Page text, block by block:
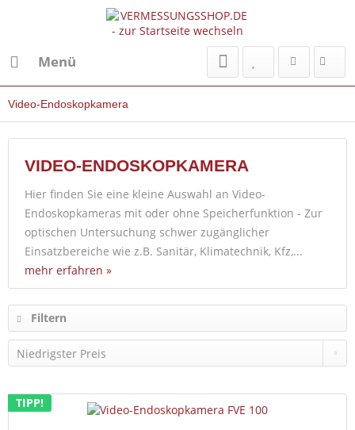
Menü
Video-Endoskopkamera
VIDEO-ENDOSKOPKAMERA
Hier finden Sie eine kleine Auswahl an Video-
Endoskopkameras mit oder ohne Speicherfunktion - Zur
optischen Untersuchung schwer zugänglicher
Einsatzbereiche wie z.B. Sanitär, Klimatechnik, Kfz,...
mehr erfahren »
Filtern
TIPP!